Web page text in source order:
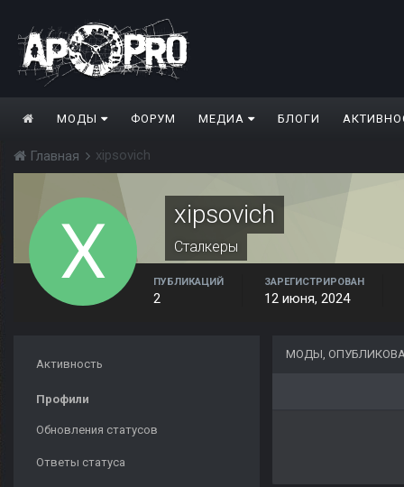
МОДЫ ФОРУМ МЕДИА БЛОГИ
Главная xipsovich
xipsovich
Сталкеры
ПУБЛИКАЦИЙ
2
ЗАРЕГИСТРИРОВАН
12 июня, 2024
Активность
Профили
Обновления статусов
Ответы статуса
МОДЫ,